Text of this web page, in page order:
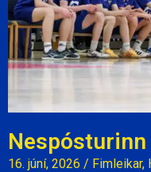
Nespósturinn
16. júní, 2026 / Fimleikar,